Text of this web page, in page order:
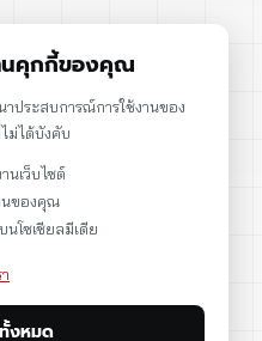
นคุกกี้ของคุณ
ประสบการณ์การใช้งานของ
ม่ได้บังคับ
นเว็บไซต์
นของคุณ
โซเชียลมีเดีย
งหมด